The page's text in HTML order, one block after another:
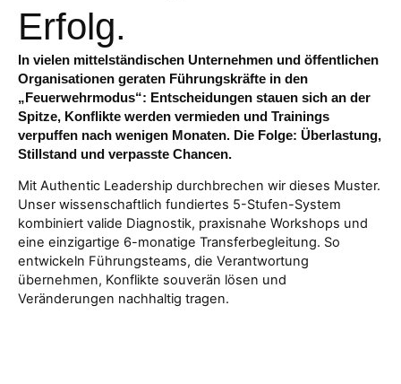
Erfolg.
In vielen mittelständischen Unternehmen und öffentlichen
Organisationen geraten Führungskräfte in den
„Feuerwehrmodus“: Entscheidungen stauen sich an der
Spitze, Konflikte werden vermieden und Trainings
verpuffen nach wenigen Monaten. Die Folge: Überlastung,
Stillstand und verpasste Chancen.
Mit Authentic Leadership durchbrechen wir dieses Muster.
Unser wissenschaftlich fundiertes 5-Stufen-System
kombiniert valide Diagnostik, praxisnahe Workshops und
eine einzigartige 6-monatige Transferbegleitung. So
entwickeln Führungsteams, die Verantwortung
übernehmen, Konflikte souverän lösen und
Veränderungen nachhaltig tragen.